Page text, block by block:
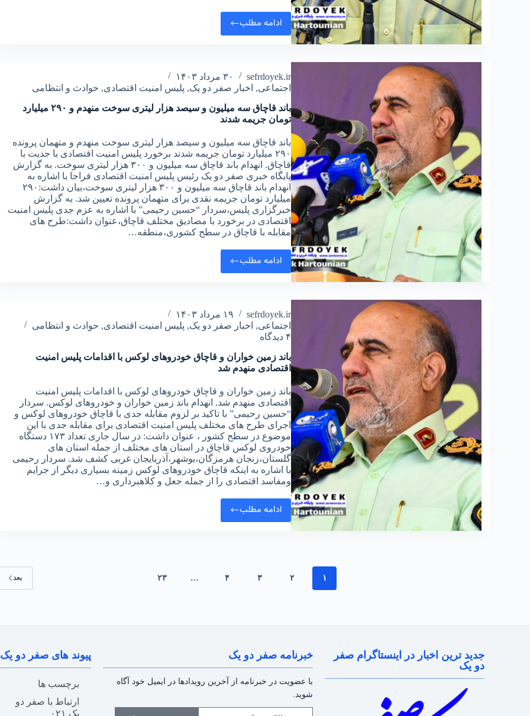
ادامه مطلب
sefrdoyek.ir
۳۰ مرداد ۱۴۰۳
اجتماعی, اخبار صفر دو یک, پلیس امنیت اقتصادی, حوادث و انتظامی
باند قاچاق سه میلیون و سیصد هزار لیتری سوخت منهدم و ۲۹۰ میلیارد
تومان جریمه شدند
باند قاچاق سه میلیون و سیصد هزار لیتری سوخت منهدم و متهمان پرونده
۲۹۰ میلیارد تومان جریمه شدند برخورد پلیس امنیت اقتصادی با جدیت با
قاچاق. انهدام باند قاچاق سه میلیون و ۳۰۰ هزار لیتری سوخت. به گزارش
پایگاه خبری صفر دو یک رئیس پلیس امنیت اقتصادی فراجا با اشاره به
انهدام باند قاچاق سه میلیون و ۳۰۰ هزار لیتری سوخت،بیان داشت:۲۹۰
میلیارد تومان جریمه نقدی برای متهمان پرونده تعیین شد. به گزارش
خبرگزاری پلیس،سردار “حسین رحیمی” با اشاره به عزم جدی پلیس امنیت
اقتصادی در برخورد با مصادیق مختلف قاچاق،عنوان داشت:طرح های
مقابله با قاچاق در سطح کشوری،منطقه…
ادامه مطلب
sefrdoyek.ir
۱۹ مرداد ۱۴۰۳
اجتماعی, اخبار صفر دو یک, پلیس امنیت اقتصادی, حوادث و انتظامی
۴ دیدگاه
باند زمین خواران و قاچاق خودروهای لوکس با اقدامات پلیس امنیت
اقتصادی منهدم شد
باند زمین خواران و قاچاق خودروهای لوکس با اقدامات پلیس امنیت
اقتصادی منهدم شد. انهدام باند زمین خواران و خودروهای لوکس. سردار
“حسین رحیمی” با تاکید بر لزوم مقابله جدی با قاچاق خودروهای لوکس و
اجرای طرح های مختلف پلیس امنیت اقتصادی برای مقابله جدی با این
موضوع در سطح کشور ، عنوان داشت: در سال جاری تعداد ۱۷۳ دستگاه
خودروی لوکس قاچاق در استان های مختلف از جمله استان های
گلستان،زنجان هرمزگان،بوشهر،آذربایجان غربی کشف شد. سردار رحیمی
با اشاره به اینکه قاچاق خودروهای لوکس زمینه بسیاری دیگر از جرایم
ومفاسد اقتصادی را از جمله جعل و کلاهبرداری و…
ادامه مطلب
۱ ۲ ۳ ۴ … ۲۳ بعد
جدید ترین اخبار در اینستاگرام صفر
دو یک
خبرنامه صفر دو یک
با عضویت در خبرنامه از آخرین رویدادها در ایمیل خود آگاه
شوید.
پیوند های صفر دو یک
برچسب ها
ارتباط با صفر دو
یک ۰۲۱